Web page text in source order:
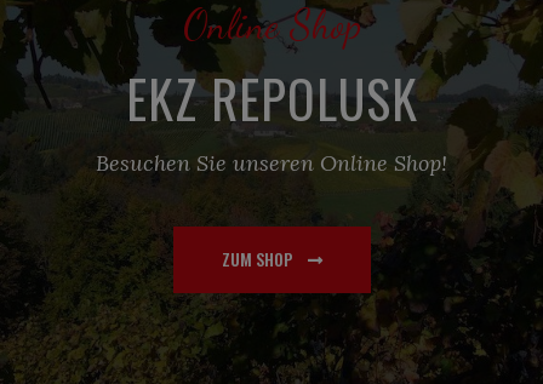
Online Shop
EKZ REPOLUSK
Besuchen Sie unseren Online Shop!
ZUM SHOP